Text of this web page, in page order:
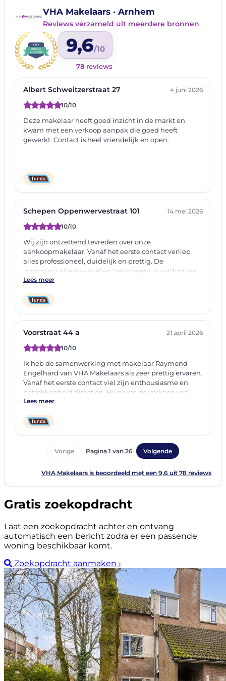
Gratis zoekopdracht
Laat een zoekopdracht achter en ontvang
automatisch een bericht zodra er een passende
woning beschikbaar komt.
Zoekopdracht aanmaken ›